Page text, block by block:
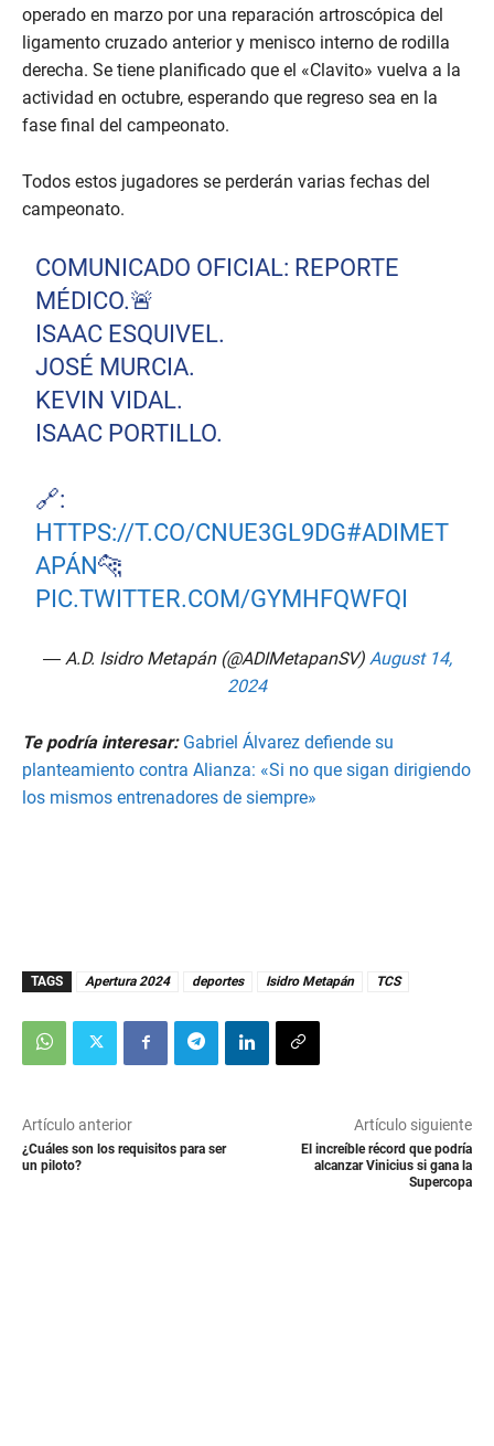
operado en marzo por una reparación artroscópica del
ligamento cruzado anterior y menisco interno de rodilla
derecha. Se tiene planificado que el «Clavito» vuelva a la
actividad en octubre, esperando que regreso sea en la
fase final del campeonato.
Todos estos jugadores se perderán varias fechas del
campeonato.
COMUNICADO OFICIAL: REPORTE
MÉDICO.🚨
ISAAC ESQUIVEL.
JOSÉ MURCIA.
KEVIN VIDAL.
ISAAC PORTILLO.
🔗:
HTTPS://T.CO/CNUE3GL9DG#ADIMET
APÁN🐆
PIC.TWITTER.COM/GYMHFQWFQI
— A.D. Isidro Metapán (@ADIMetapanSV) August 14,
2024
Te podría interesar: Gabriel Álvarez defiende su
planteamiento contra Alianza: «Si no que sigan dirigiendo
los mismos entrenadores de siempre»
TAGS Apertura 2024 deportes Isidro Metapán TCS
Artículo anterior
¿Cuáles son los requisitos para ser
un piloto?
Artículo siguiente
El increíble récord que podría
alcanzar Vinicius si gana la
Supercopa